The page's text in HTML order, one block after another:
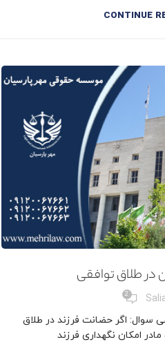
CONTINUE
در طلاق توافقی
2
سوال: اگر حضانت فرزند در طلاق
امکان نگهداری فرزند